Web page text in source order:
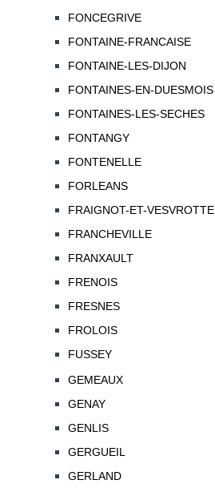
FONCEGRIVE
FONTAINE-FRANCAISE
FONTAINE-LES-DIJON
FONTAINES-EN-DUESMOIS
FONTAINES-LES-SECHES
FONTANGY
FONTENELLE
FORLEANS
FRAIGNOT-ET-VESVROTTE
FRANCHEVILLE
FRANXAULT
FRENOIS
FRESNES
FROLOIS
FUSSEY
GEMEAUX
GENAY
GENLIS
GERGUEIL
GERLAND